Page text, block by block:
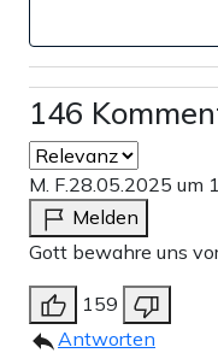
146
M. F.28.05.2025 um
Melden
Gott bewahre uns
159
Antworten